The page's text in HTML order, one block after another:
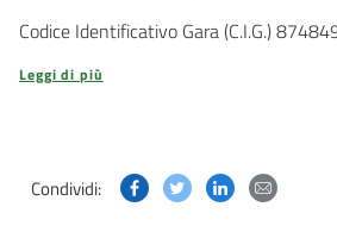
Codice Identificativo Gara (C.I.G.)
Leggi di più
Condividi: Condividi questa
Condividi questa
Condividi